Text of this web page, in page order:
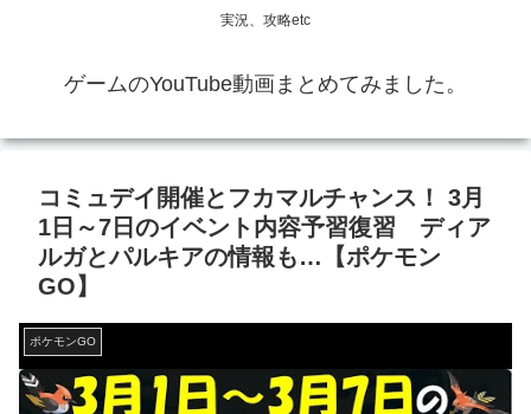
実況、攻略etc
ゲームのYouTube動画まとめてみました。
コミュデイ開催とフカマルチャンス！ 3月
1日～7日のイベント内容予習復習 ディア
ルガとパルキアの情報も…【ポケモン
GO】
ポケモンGO